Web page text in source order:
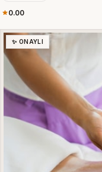
0.00
✨ ONAYLI